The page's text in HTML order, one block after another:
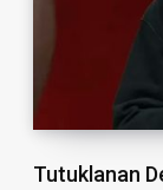
Tutuklanan